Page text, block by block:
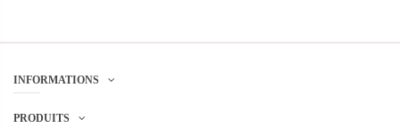
INFORMATIONS
PRODUITS